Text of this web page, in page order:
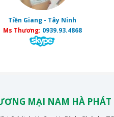
Tiền Giang - Tây Ninh
Ms Thương: 0939.93.4868
MẠI NAM HÀ PHÁT